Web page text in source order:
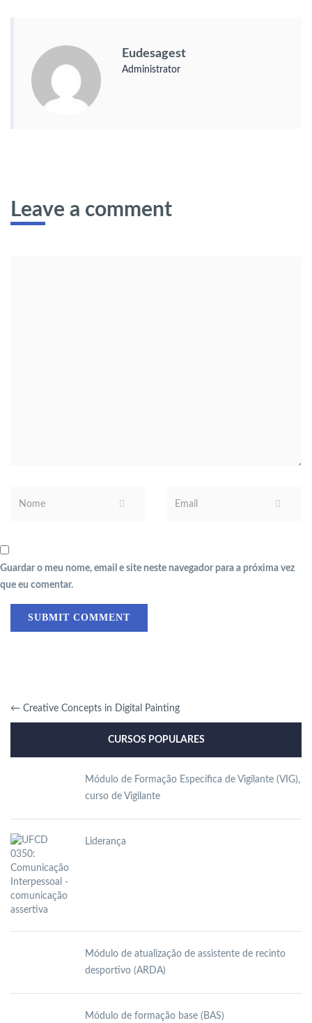
Eudesagest
Administrator
Leave a comment
Guardar o meu nome, email e site neste navegador para a próxima vez
que eu comentar.
← Creative Concepts in Digital Painting
CURSOS POPULARES
Módulo de Formação Específica de Vigilante (VIG),
curso de Vigilante
Liderança
Módulo de atualização de assistente de recinto
desportivo (ARDA)
Módulo de formação base (BAS)